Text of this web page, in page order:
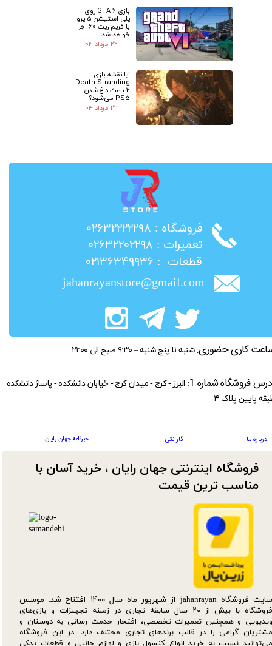
بازی GTA 6 روی
پلی استیشن 5 پرو
با فریم ریت 60 اجرا
خواهد شد
۲۲ مرداد ۰۴
آیا نقشه بازی
Death Stranding
2 باعث داغ شدن
PS5 می‌شود؟
۲۲ مرداد ۰۴
​فروشگاه : ۰۲۶۳۲۲۲۲۲۹۸
​تعمیرات : ۰۲۶۳۲۲۰۲۲۹۸
​قطعات : ۰۲۱۳۶۳۴۹۹۳۶
jahanrayanstore@gmail.com
سایت فروشگاه jahanrayan از شهریور ماه سال ۱۴۰۰ افتتاح شد. موسس
فروشگاه با بیش از ۲۰ سال سابقه تجاری در زمینه تجهیزات و بازی‌های
ویدیویی و همچنین تعمیرات تخصصی، افتخار خدمت رسانی به دوستان و
مشتریان گرامی را در قالب برندهای تجاری مختلف دارد. در این فروشگاه
می‌توانید نسبت به خرید انواع کنسول بازی و لوازم جانبی و قطعات یدکی‌
فروشگاه اینترنتی جهان رایان ، خرید آسان با
مناسب ترین قیمت​​​​​​​
کاری حضوری: شنبه تا پنج شنبه – ۹:۳۰ صبح الی ۲۱:۰۰
درباره ما گارانتی خبرنامه جهان رایان
فروشگاه شماره 1:
البرز - کرج - میدان کرج - خیابان دانشکده - پاساژ دانشکده
پایین پلاک ۴